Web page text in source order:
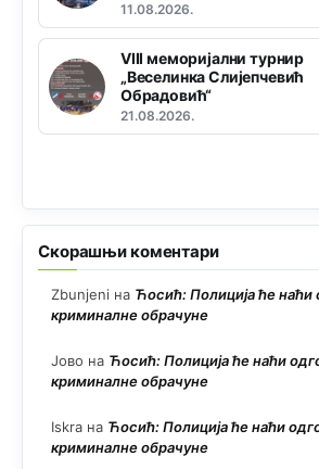
11.08.2026.
VIII меморијални турнир
„Веселинка Слијепчевић
Обрадовић“
21.08.2026.
Скорашњи коментари
Zbunjeni на Ћосић: Полиција ће наћи
криминалне обрачуне
Јово на Ћосић: Полиција ће наћи
криминалне обрачуне
Iskra на Ћосић: Полиција ће наћи
криминалне обрачуне